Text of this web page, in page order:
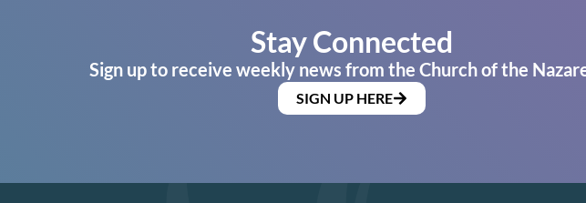
Stay Connected
Sign up to receive weekly news from the Church of the
SIGN UP HERE